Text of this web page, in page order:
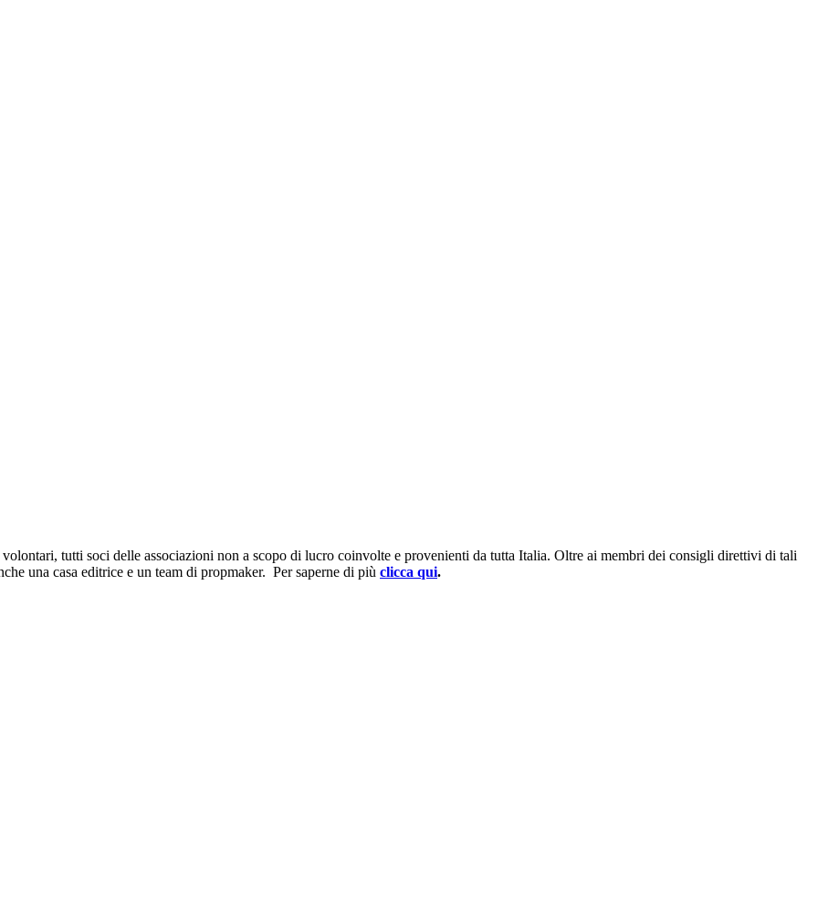
tutti soci delle associazioni non a scopo di lucro coinvolte e provenienti da tutta Italia. Oltre ai membri dei consigli direttivi di tali
una casa editrice e un team di propmaker. Per saperne di più clicca qui.